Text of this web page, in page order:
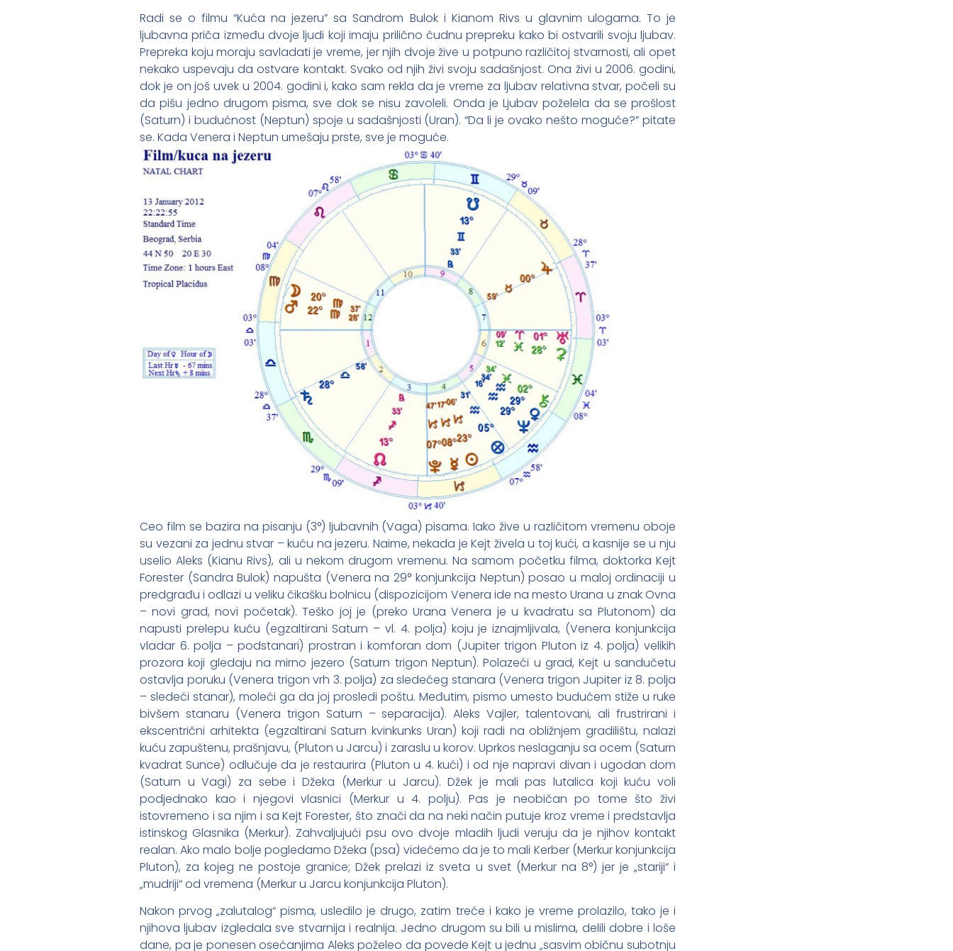
Radi se o filmu “Kuća na jezeru” sa Sandrom Bulok i Kianom Rivs u glavnim ulogama. To je
ljubavna priča između dvoje ljudi koji imaju prilično čudnu prepreku kako bi ostvarili svoju ljubav.
Prepreka koju moraju savladati je vreme, jer njih dvoje žive u potpuno različitoj stvarnosti, ali opet
nekako uspevaju da ostvare kontakt. Svako od njih živi svoju sadašnjost. Ona živi u 2006. godini,
dok je on još uvek u 2004. godini i, kako sam rekla da je vreme za ljubav relativna stvar, počeli su
da pišu jedno drugom pisma, sve dok se nisu zavoleli. Onda je Ljubav poželela da se prošlost
(Saturn) i budućnost (Neptun) spoje u sadašnjosti (Uran). “Da li je ovako nešto moguće?” pitate
se. Kada Venera i Neptun umešaju prste, sve je moguće.
Ceo film se bazira na pisanju (3°) ljubavnih (Vaga) pisama. Iako žive u različitom vremenu oboje
su vezani za jednu stvar – kuću na jezeru. Naime, nekada je Kejt živela u toj kući, a kasnije se u nju
uselio Aleks (Kianu Rivs), ali u nekom drugom vremenu. Na samom početku filma, doktorka Kejt
Forester (Sandra Bulok) napušta (Venera na 29° konjunkcija Neptun) posao u maloj ordinaciji u
predgrađu i odlazi u veliku čikašku bolnicu (dispozicijom Venera ide na mesto Urana u znak Ovna
– novi grad, novi početak). Teško joj je (preko Urana Venera je u kvadratu sa Plutonom) da
napusti prelepu kuću (egzaltirani Saturn – vl. 4. polja) koju je iznajmljivala, (Venera konjunkcija
vladar 6. polja – podstanari) prostran i komforan dom (Jupiter trigon Pluton iz 4. polja) velikih
prozora koji gledaju na mirno jezero (Saturn trigon Neptun). Polazeći u grad, Kejt u sandučetu
ostavlja poruku (Venera trigon vrh 3. polja) za sledećeg stanara (Venera trigon Jupiter iz 8. polja
– sledeći stanar), moleći ga da joj prosledi poštu. Međutim, pismo umesto budućem stiže u ruke
bivšem stanaru (Venera trigon Saturn – separacija). Aleks Vajler, talentovani, ali frustrirani i
ekscentrični arhitekta (egzaltirani Saturn kvinkunks Uran) koji radi na obližnjem gradilištu, nalazi
kuću zapuštenu, prašnjavu, (Pluton u Jarcu) i zaraslu u korov. Uprkos neslaganju sa ocem (Saturn
kvadrat Sunce) odlučuje da je restaurira (Pluton u 4. kući) i od nje napravi divan i ugodan dom
(Saturn u Vagi) za sebe i Džeka (Merkur u Jarcu). Džek je mali pas lutalica koji kuću voli
podjednako kao i njegovi vlasnici (Merkur u 4. polju). Pas je neobičan po tome što živi
istovremeno i sa njim i sa Kejt Forester, što znači da na neki način putuje kroz vreme i predstavlja
istinskog Glasnika (Merkur). Zahvaljujući psu ovo dvoje mladih ljudi veruju da je njihov kontakt
realan. Ako malo bolje pogledamo Džeka (psa) videćemo da je to mali Kerber (Merkur konjunkcija
Pluton), za kojeg ne postoje granice; Džek prelazi iz sveta u svet (Merkur na 8°) jer je „stariji“ i
„mudriji“ od vremena (Merkur u Jarcu konjunkcija Pluton).
Nakon prvog „zalutalog“ pisma, usledilo je drugo, zatim treće i kako je vreme prolazilo, tako je i
njihova ljubav izgledala sve stvarnija i realnija. Jedno drugom su bili u mislima, delili dobre i loše
dane, pa je ponesen osećanjima Aleks poželeo da povede Kejt u jednu „sasvim običnu subotnju